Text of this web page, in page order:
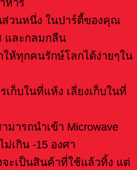
หาร​
นหนึ่ง ในปาร์ตี้ของคุณ
และกลมกลืน​
กคนรักษ์โลกได้ง่ายๆใน
เก็บในที่แห้ง เลี่ยงเก็บในที่
มารถนำเข้า Microwave
เกิน -15 องศา
จะเป็นสินค้าที่ใช้แล้วทิ้ง แต่